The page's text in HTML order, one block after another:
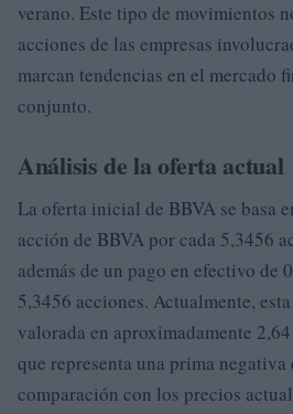
verano. Este tipo de movimientos
acciones de las empresas
marcan tendencias en el mercado
conjunto.
Análisis de la oferta actual
La oferta inicial de BBVA se basa
acción de BBVA por cada 5,3456
además de un pago en efectivo de
5,3456 acciones. Actualmente,
valorada en aproximadamente
que representa una prima negativa
comparación con los precios